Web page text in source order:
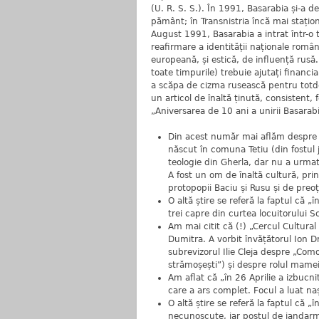
(U. R. S. S.). În 1991, Basarabia și-a
pământ; în Transnistria încă mai
August 1991, Basarabia a intrat într-o
reafirmare a identității naționale
europeană, și estică, de influență
toate timpurile) trebuie ajutați
a scăpa de cizma rusească pentru
un articol de înaltă ținută,
„Aniversarea de 10 ani a unirii
Din acest număr mai aflăm
născut în comuna Tetiu (din fostul
teologie din Gherla, dar nu a
A fost un om de înaltă cultură,
protopopii Baciu și Rusu și de
O altă știre se referă la faptul că
trei capre din curtea locuitorului
Am mai citit că (!) „Cercul
Dumitra. A vorbit învățătorul Ion
subrevizorul Ilie Cleja despre
strămoșești”) și despre rolul
Am aflat că „în 26 Aprilie a
care a ars complet. Focul a luat
O altă știre se referă la faptul că
necunoscute, iar postul de